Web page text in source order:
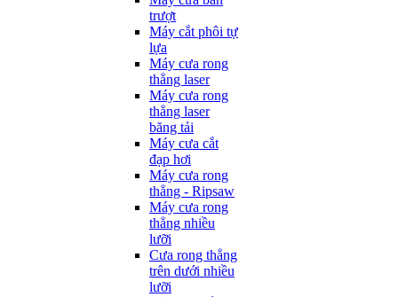
trượt
Máy cắt phôi tự
lựa
Máy cưa rong
thẳng laser
Máy cưa rong
thẳng laser
băng tải
Máy cưa cắt
đạp hơi
Máy cưa rong
thẳng - Ripsaw
Máy cưa rong
thẳng nhiều
lưỡi
Cưa rong thẳng
trên dưới nhiều
lưỡi